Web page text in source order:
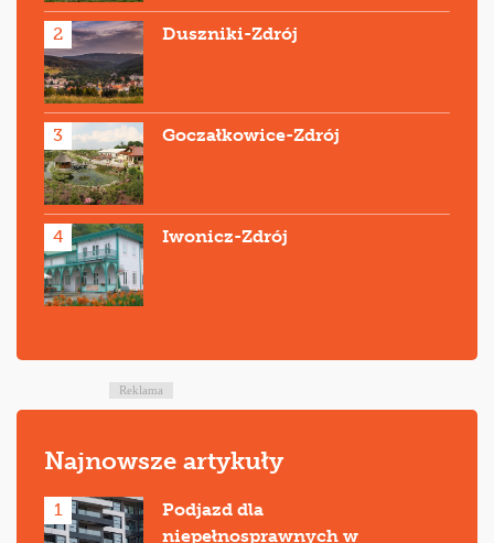
2 Duszniki-Zdrój
3 Goczałkowice-Zdrój
4 Iwonicz-Zdrój
Reklama
Najnowsze artykuły
1
Podjazd dla
niepełnosprawnych w